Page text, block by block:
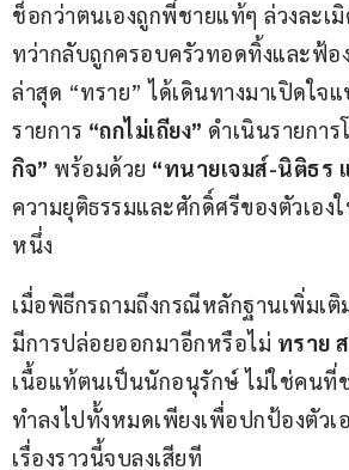
ช็อกว่าตนเองถูกพี่ชายแท้ๆ ล่วงละเ
ทว่ากลับถูกครอบครัวทอดทิ้งและฟ้อ
ล่าสุด “ทราย” ได้เดินทางมาเปิดใจ
รายการ “ถกไม่เถียง” ดำเนินรายการ
กิจ” พร้อมด้วย “ทนายเจมส์-นิติธร
ความยุติธรรมและศักดิ์ศรีของตัวเอ
หนึ่ง
เมื่อพิธีกรถามถึงกรณีหลักฐานเพิ่มเติ
มีการปล่อยออกมาอีกหรือไม่ ทราย
เนื้อแท้ตนเป็นนักอนุรักษ์ ไม่ใช่คนที่
ทำลงไปทั้งหมดเพียงเพื่อปกป้องตัวเ
เรื่องราวนี้จบลงเสียที